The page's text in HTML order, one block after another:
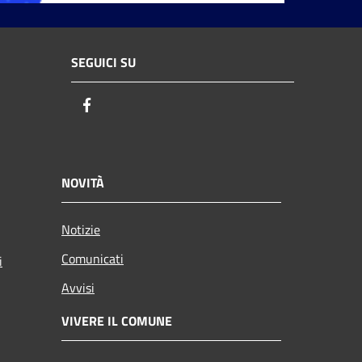
SEGUICI SU
NOVITÀ
Notizie
Comunicati
Avvisi
VIVERE IL COMUNE